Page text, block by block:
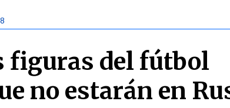
figuras del fútbol
no estarán en